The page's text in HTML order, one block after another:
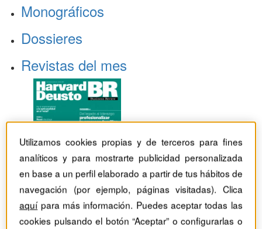
Monográficos
Dossieres
Revistas del mes
Utilizamos cookies propias y de terceros para fines
analíticos y para mostrarte publicidad personalizada
en base a un perfil elaborado a partir de tus hábitos de
navegación (por ejemplo, páginas visitadas). Clica
aquípara más información. Puedes aceptar todas las
cookies pulsando el botón “Aceptar” o configurarlas o